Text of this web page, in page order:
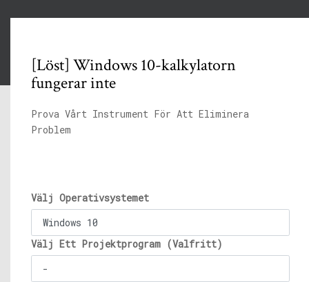
[Löst] Windows 10-kalkylatorn
fungerar inte
Prova Vårt Instrument För Att Eliminera
Problem
Välj Operativsystemet
Välj Ett Projektprogram (Valfritt)